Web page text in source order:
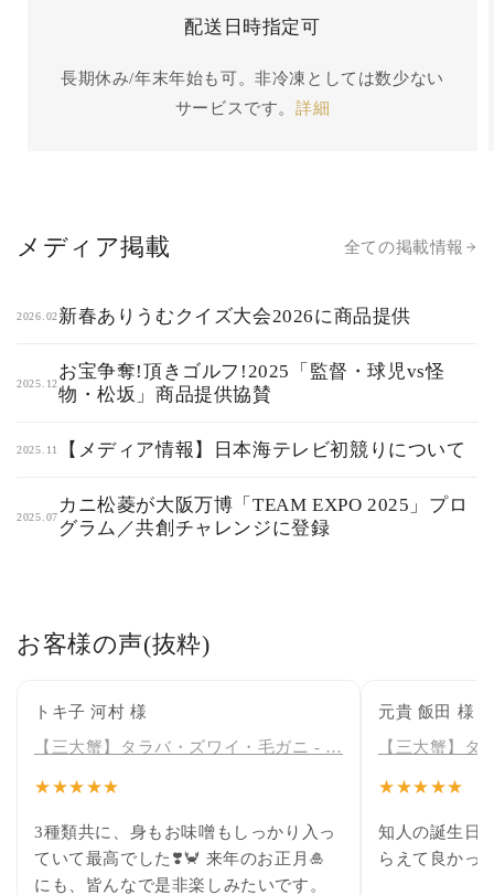
配送日時指定可
長期休み/年末年始も可。非冷凍としては数少ない
サービスです。 詳細
メディア掲載 全ての掲載情報
2026.02新春ありうむクイズ大会2026に商品提供
2025.12
お宝争奪!頂きゴルフ!2025「監督・球児vs怪
物・松坂」商品提供協賛
2025.11 【メディア情報】日本海テレビ初競りについて
2025.07
カニ松菱が大阪万博「TEAM EXPO 2025」プロ
グラム／共創チャレンジに登録
お客様の声(抜粋)
トキ子 河村 様
【三大蟹】タラバ・ズワイ・毛ガニ - …
★★★★★
3種類共に、身もお味噌もしっかり入っ
ていて最高でした❣️🦀 来年のお正月🎍
にも、皆んなで是非楽しみたいです。
元貴 飯田 様
【三大蟹】
★★★★★
知人の誕生日
らえて良かっ